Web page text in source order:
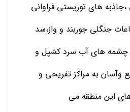
،جاذبه های توریستی فراوانی
جنگلی جوربند و واز،سد
و چشمه های آب سرد کشپل و
وآسان به مراکز تفریحی و
این منطقه می